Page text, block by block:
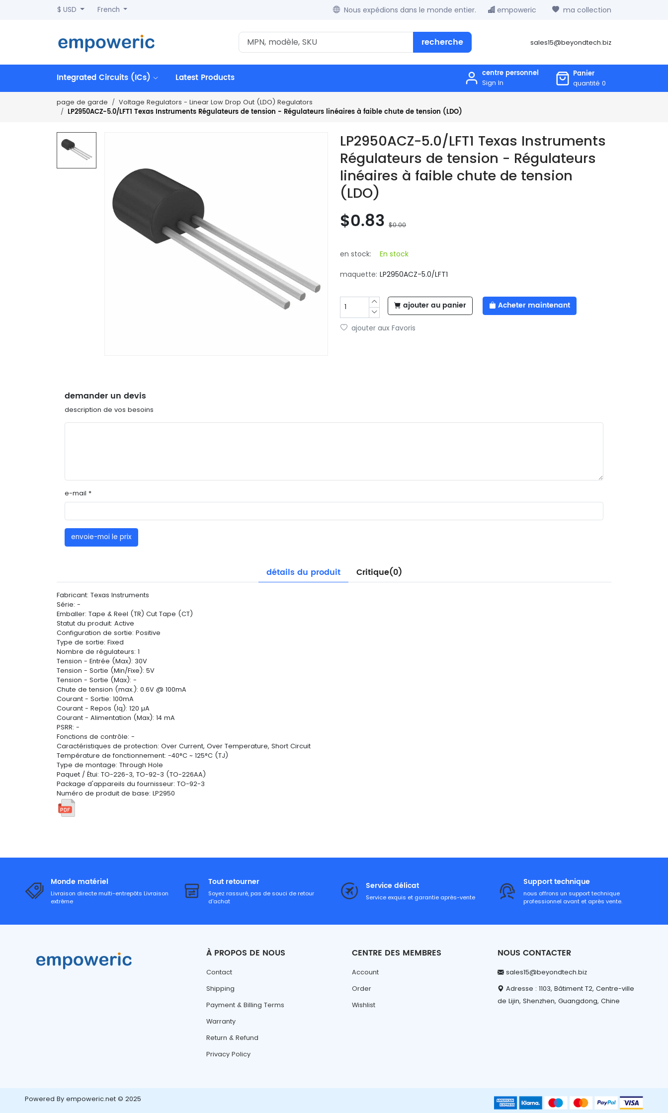
$ USD French Nous expédions dans le monde entier. empoweric ma collection
recherche sales15@beyondtech.biz
Integrated Circuits (ICs) Latest Products centre personnel
Sign In
Panier
quantité 0
page de garde Voltage Regulators - Linear Low Drop Out (LDO) Regulators
LP2950ACZ-5.0/LFT1 Texas Instruments Régulateurs de tension - Régulateurs linéaires à faible chute de tension (LDO)
LP2950ACZ-5.0/LFT1 Texas Instruments
Régulateurs de tension - Régulateurs
linéaires à faible chute de tension
(LDO)
$0.83 $0.00
en stock: En stock
maquette: LP2950ACZ-5.0/LFT1
ajouter au panier Acheter maintenant
ajouter aux Favoris
demander un devis
description de vos besoins
e-mail *
envoie-moi le prix
détails du produit Critique(0)
Fabricant: Texas Instruments
Série: -
Emballer: Tape & Reel (TR) Cut Tape (CT)
Statut du produit: Active
Configuration de sortie: Positive
Type de sortie: Fixed
Nombre de régulateurs: 1
Tension - Entrée (Max): 30V
Tension - Sortie (Min/Fixe): 5V
Tension - Sortie (Max): -
Chute de tension (max.): 0.6V @ 100mA
Courant - Sortie: 100mA
Courant - Repos (Iq): 120 µA
Courant - Alimentation (Max): 14 mA
PSRR: -
Fonctions de contrôle: -
Caractéristiques de protection: Over Current, Over Temperature, Short Circuit
Température de fonctionnement: -40°C ~ 125°C (TJ)
Type de montage: Through Hole
Paquet / Étui: TO-226-3, TO-92-3 (TO-226AA)
Package d'appareils du fournisseur: TO-92-3
Numéro de produit de base: LP2950
Monde matériel
Livraison directe multi-entrepôts Livraison
extrême
Tout retourner
Soyez rassuré, pas de souci de retour
d'achat
Service délicat
Service exquis et garantie après-vente
Support technique
nous offrons un support technique
professionnel avant et après vente.
À PROPOS DE NOUS
Contact
Shipping
Payment & Billing Terms
Warranty
Return & Refund
Privacy Policy
CENTRE DES MEMBRES
Account
Order
Wishlist
NOUS CONTACTER
sales15@beyondtech.biz
Adresse : 1103, Bâtiment T2, Centre-ville
de Lijin, Shenzhen, Guangdong, Chine
Powered By empoweric.net © 2025